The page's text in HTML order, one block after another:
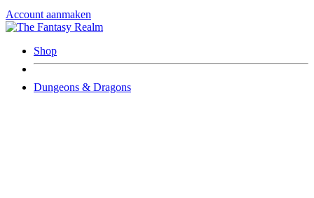
Account aanmaken
Shop
Dungeons & Dragons